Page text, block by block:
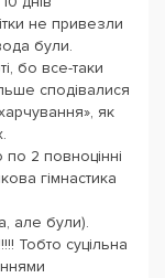
не привезли
були.
бо все-таки
сподівалися
як
2 повноцінні
гімнастика
але були).
суцільна